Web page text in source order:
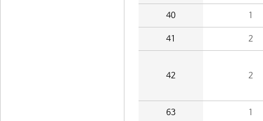
40 1
41 2
42 2
63 1